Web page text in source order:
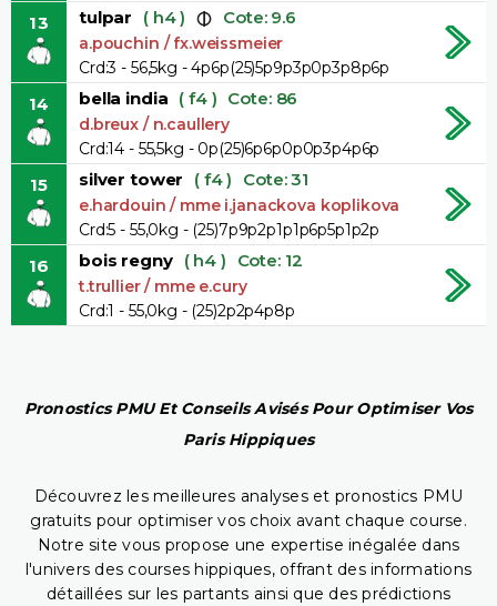
13 tulpar ( h4 ) Cote: 9.6
a.pouchin / fx.weissmeier
Crd:3 - 56,5kg - 4p6p(25)5p9p3p0p3p8p6p
14 bella india ( f4 ) Cote: 86
d.breux / n.caullery
Crd:14 - 55,5kg - 0p(25)6p6p0p0p3p4p6p
15 silver tower ( f4 ) Cote: 31
e.hardouin / mme i.janackova koplikova
Crd:5 - 55,0kg - (25)7p9p2p1p1p6p5p1p2p
16 bois regny ( h4 ) Cote: 12
t.trullier / mme e.cury
Crd:1 - 55,0kg - (25)2p2p4p8p
Pronostics PMU Et Conseils Avisés Pour Optimiser Vos
Paris Hippiques
Découvrez les meilleures analyses et pronostics PMU
gratuits pour optimiser vos choix avant chaque course.
Notre site vous propose une expertise inégalée dans
l'univers des courses hippiques, offrant des informations
détaillées sur les partants ainsi que des prédictions